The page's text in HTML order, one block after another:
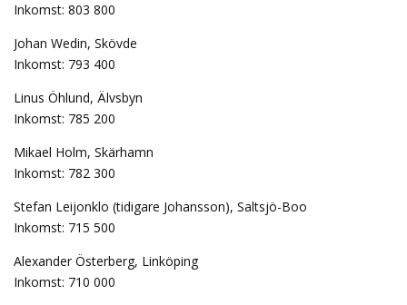
Inkomst: 803 800
Johan Wedin, Skövde
Inkomst: 793 400
Linus Öhlund, Älvsbyn
Inkomst: 785 200
Mikael Holm, Skärhamn
Inkomst: 782 300
Stefan Leijonklo (tidigare Johansson), Saltsjö-Boo
Inkomst: 715 500
Alexander Österberg, Linköping
Inkomst: 710 000